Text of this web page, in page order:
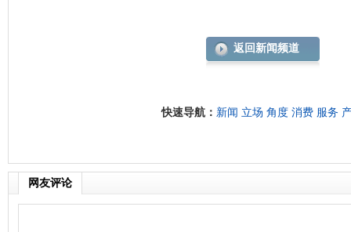
返回新闻频道
快速导航： 新闻 立场 角度 消费 服务
网友评论